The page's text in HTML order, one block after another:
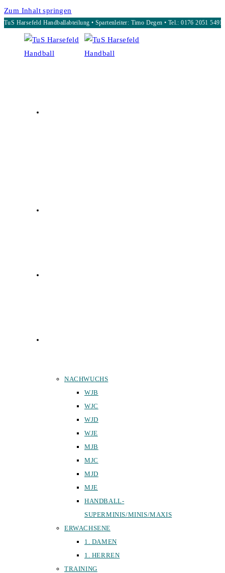
Zum Inhalt springen
TuS Harsefeld Handballabteilung • Spartenleiter: Timo Degen • Tel.: 0176 2051 5491
NACHWUCHS
WJB
WJC
WJD
WJE
MJB
MJC
MJD
MJE
HANDBALL-
SUPERMINIS/MINIS/MAXIS
ERWACHSENE
1. DAMEN
1. HERREN
TRAINING